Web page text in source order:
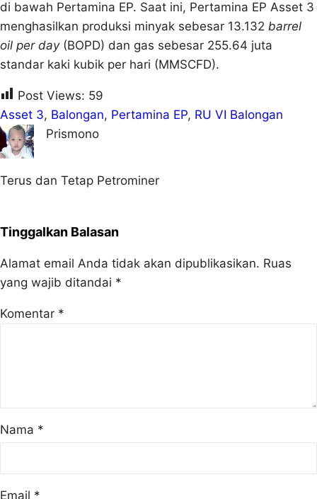
di bawah Pertamina EP. Saat ini, Pertamina EP Asset 3
menghasilkan produksi minyak sebesar 13.132 barrel
oil per day(BOPD) dan gas sebesar 255.64 juta
standar kaki kubik per hari (MMSCFD).
Post Views: 59
Asset 3, Balongan, Pertamina EP, RU VI Balongan
Prismono
Terus dan Tetap Petrominer
Tinggalkan Balasan
Alamat email Anda tidak akan dipublikasikan. Ruas
yang wajib ditandai *
Komentar *
Nama *
Email *